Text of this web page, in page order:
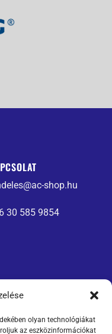
olyan technológiákat
az eszközinformációkat
shop.hu
30 585 9854